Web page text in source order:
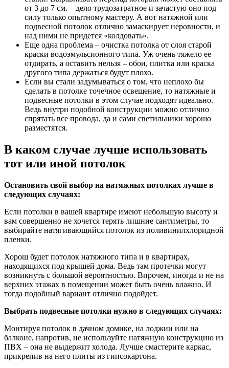
от 3 до 7 см. – дело трудозатратное и зачастую оно под
силу только опытному мастеру. А вот натяжной или
подвесной потолок отлично замаскирует неровности, и
над ними не придется «колдовать».
Еще одна проблема – очистка потолка от слоя старой
краски водоэмульсионного типа. Уж очень тяжело ее
отдирать, а оставить нельзя – обои, плитка или краска
другого типа держаться будут плохо.
Если вы стали задумываться о том, что неплохо бы
сделать в потолке точечное освещение, то натяжные и
подвесные потолки в этом случае подходят идеально.
Ведь внутри подобной конструкции можно отлично
спрятать все провода, да и сами светильники хорошо
разместятся.
В каком случае лучше использовать
тот или иной потолок
Остановить свой выбор на натяжных потолках лучше в
следующих случаях:
Если потолки в вашей квартире имеют небольшую высоту и
вам совершенно не хочется терять лишние сантиметры, то
выбирайте натягивающийся потолок из поливинилхлоридной
пленки.
Хорош будет потолок натяжного типа и в квартирах,
находящихся под крышей дома. Ведь там протечки могут
возникнуть с большой вероятностью. Впрочем, иногда и не на
верхних этажах в помещении может быть очень влажно. И
тогда подобный вариант отлично подойдет.
Выбрать подвесные потолки нужно в следующих случаях:
Монтируя потолок в дачном домике, на лоджии или на
балконе, напротив, не используйте натяжную конструкцию из
ПВХ – она не выдержит холода. Лучше смастерите каркас,
прикрепив на него плиты из гипсокартона.